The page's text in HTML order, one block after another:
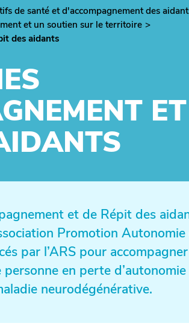
de santé et d'accompagnement des
et un soutien sur le territoire
des aidants
et de Répit des
Promotion
par l’ARS pour
personne en perte
neurodégénérative.